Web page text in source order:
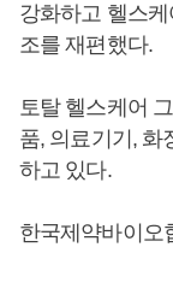
강화하고 헬스
조를 재편했다.
토탈 헬스케어
품, 의료기기, 화
하고 있다.
한국제약바이오